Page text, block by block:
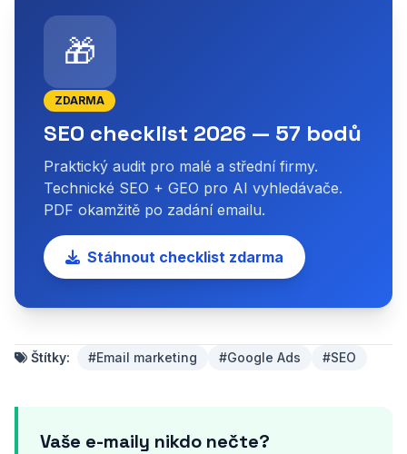
🎁
ZDARMA
SEO checklist 2026 — 57 bodů
Praktický audit pro malé a střední firmy.
Technické SEO + GEO pro AI vyhledávače.
PDF okamžitě po zadání emailu.
Stáhnout checklist zdarma
Štítky: #Email marketing #Google Ads #SEO
Vaše e-maily nikdo nečte?